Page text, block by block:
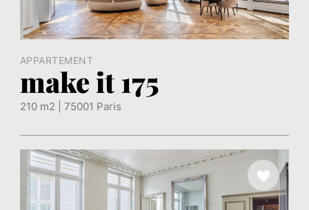
APPARTEMENT
make it 175
210 m2 | 75001 Paris